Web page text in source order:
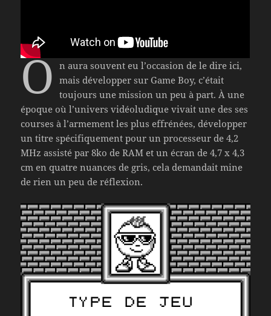
O n aura souvent eu l’occasion de le dire ici,
mais développer sur Game Boy, c’était
toujours une mission un peu à part. À une
époque où l’univers vidéoludique vivait une des ses
courses à l’armement les plus effrénées, développer
un titre spécifiquement pour un processeur de 4,2
MHz assisté par 8ko de RAM et un écran de 4,7 x 4,3
cm en quatre nuances de gris, cela demandait mine
de rien un peu de réflexion.